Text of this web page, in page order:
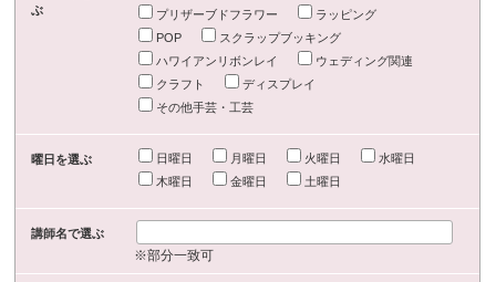
ぶ
プリザーブドフラワー
ラッピング
POP
スクラップブッキング
ハワイアンリボンレイ
ウェディング関連
クラフト
ディスプレイ
その他手芸・工芸
曜日を選ぶ 日曜日 月曜日 火曜日
水曜日
木曜日
金曜日 土曜日
講師名で選ぶ
※部分一致可